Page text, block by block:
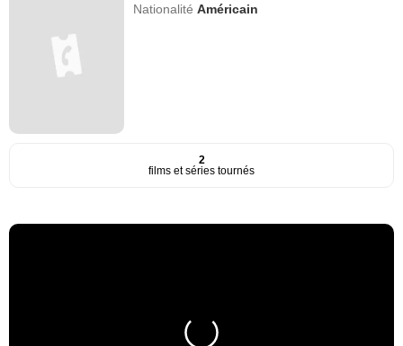
NationalitéAméricain
2
films et séries tournés